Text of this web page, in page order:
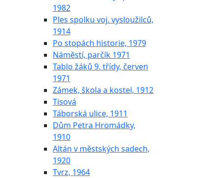
1982
Ples spolku voj. vysloužilců,
1914
Po stopách historie, 1979
Náměstí, parčík 1971
Tablo žáků 9. třídy, červen
1971
Zámek, škola a kostel, 1912
Tisová
Táborská ulice, 1911
Dům Petra Hromádky,
1910
Altán v městských sadech,
1920
Tvrz, 1964